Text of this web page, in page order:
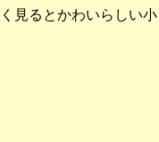
るとかわいらしい小